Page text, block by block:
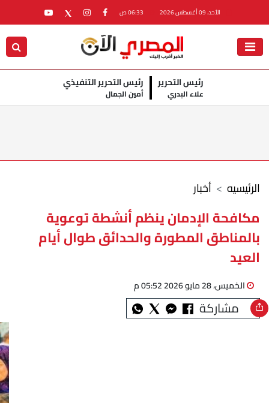
الأحد، 09 أغسطس 2026
رئيس التحرير
علاء البدري
رئيس التحرير التنفيذي
أمين الجمال
أخبار الرئيسيه
مكافحة الإدمان ينظم أنشطة توعوية
بالمناطق المطورة والحدائق طوال أيام
العيد
الخميس، 28 مايو 2026 05:52 م
مشاركة